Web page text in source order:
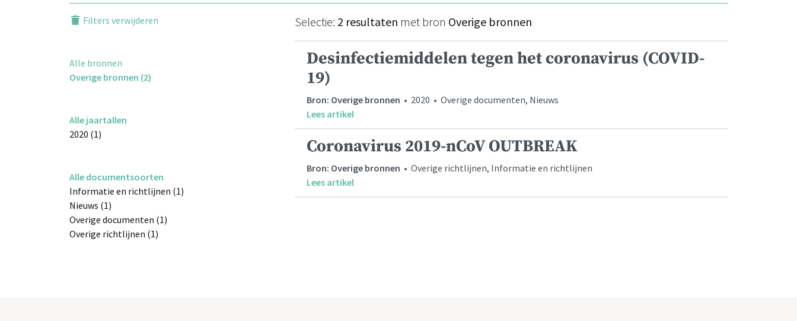
Filters verwijderen
Alle bronnen
Overige bronnen (2)
Alle jaartallen
2020 (1)
Alle documentsoorten
Informatie en richtlijnen (1)
Nieuws (1)
Overige documenten (1)
Overige richtlijnen (1)
Selectie: 2 resultaten met bron Overige bronnen
Desinfectiemiddelen tegen het coronavirus (COVID-
19)
Bron: Overige bronnen • 2020 • Overige documenten, Nieuws
Lees artikel
Coronavirus 2019-nCoV OUTBREAK
Bron: Overige bronnen • Overige richtlijnen, Informatie en richtlijnen
Lees artikel